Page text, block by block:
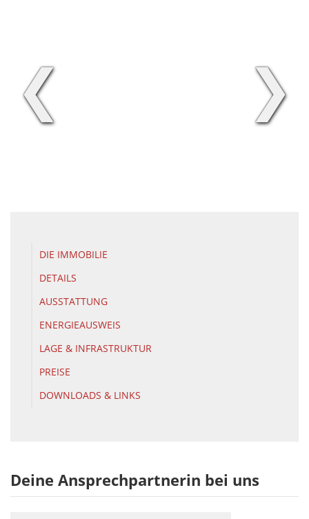
❮ ❯
DIE IMMOBILIE
DETAILS
AUSSTATTUNG
ENERGIEAUSWEIS
LAGE & INFRASTRUKTUR
PREISE
DOWNLOADS & LINKS
Deine Ansprechpartnerin bei uns